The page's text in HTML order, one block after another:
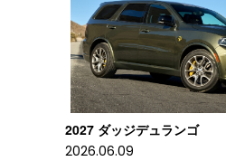
2027 ダッジデュランゴ
2026.06.09